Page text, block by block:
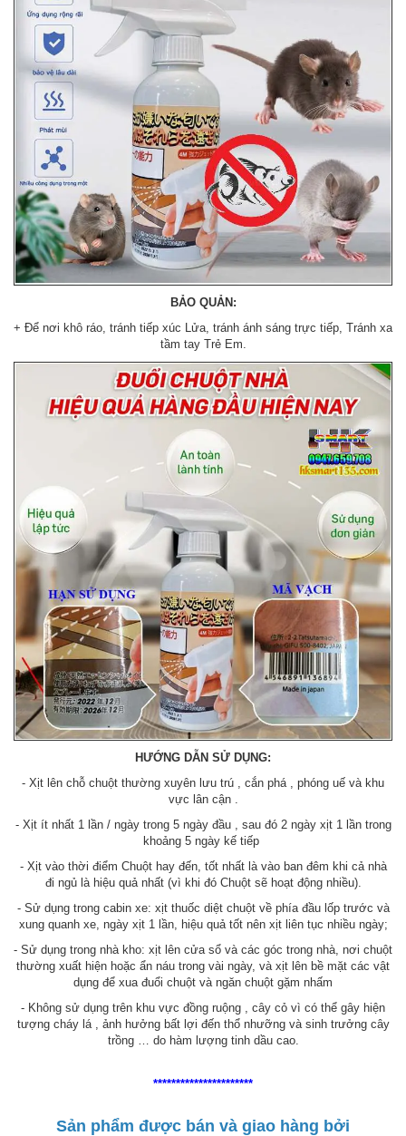
BẢO QUẢN:
+ Để nơi khô ráo, tránh tiếp xúc Lửa, tránh ánh sáng trực tiếp, Tránh xa
tầm tay Trẻ Em.
HƯỚNG DẪN SỬ DỤNG:
- Xịt lên chỗ chuột thường xuyên lưu trú , cắn phá , phóng uế và khu
vực lân cận .
- Xịt ít nhất 1 lần / ngày trong 5 ngày đầu , sau đó 2 ngày xịt 1 lần trong
khoảng 5 ngày kế tiếp
- Xịt vào thời điểm Chuột hay đến, tốt nhất là vào ban đêm khi cả nhà
đi ngủ là hiệu quả nhất (vì khi đó Chuột sẽ hoạt động nhiều).
- Sử dụng trong cabin xe: xịt thuốc diệt chuột về phía đầu lốp trước và
xung quanh xe, ngày xịt 1 lần, hiệu quả tốt nên xịt liên tục nhiều ngày;
- Sử dụng trong nhà kho: xịt lên cửa sổ và các góc trong nhà, nơi chuột
thường xuất hiện hoặc ẩn náu trong vài ngày, và xịt lên bề mặt các vật
dụng để xua đuổi chuột và ngăn chuột gặm nhấm
- Không sử dụng trên khu vực đồng ruộng , cây cỏ vì có thể gây hiện
tượng cháy lá , ảnh hưởng bất lợi đến thổ nhưỡng và sinh trưởng cây
trồng … do hàm lượng tinh dầu cao.
**********************
Sản phẩm được bán và giao hàng bởi